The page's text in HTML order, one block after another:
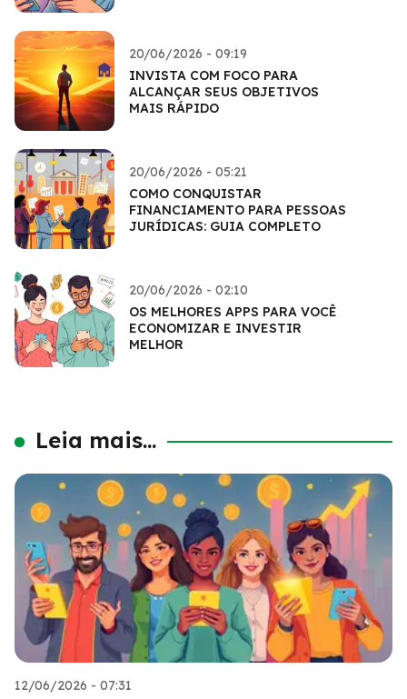
20/06/2026 - 09:19
INVISTA COM FOCO PARA
ALCANÇAR SEUS OBJETIVOS
MAIS RÁPIDO
20/06/2026 - 05:21
COMO CONQUISTAR
FINANCIAMENTO PARA PESSOAS
JURÍDICAS: GUIA COMPLETO
20/06/2026 - 02:10
OS MELHORES APPS PARA VOCÊ
ECONOMIZAR E INVESTIR
MELHOR
Leia mais...
12/06/2026 - 07:31